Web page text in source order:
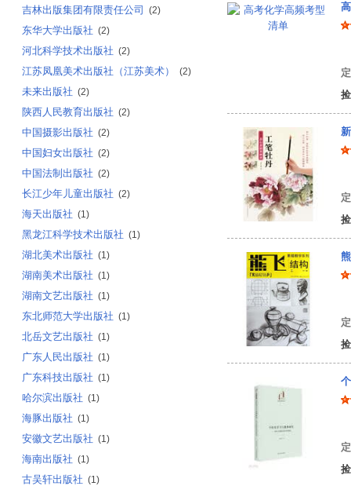
吉林出版集团有限责任公司 (2)
东华大学出版社 (2)
河北科学技术出版社 (2)
江苏凤凰美术出版社（江苏美术） (2)
未来出版社 (2)
陕西人民教育出版社 (2)
中国摄影出版社 (2)
中国妇女出版社 (2)
中国法制出版社 (2)
长江少年儿童出版社 (2)
海天出版社 (1)
黑龙江科学技术出版社 (1)
湖北美术出版社 (1)
湖南美术出版社 (1)
湖南文艺出版社 (1)
东北师范大学出版社 (1)
北岳文艺出版社 (1)
广东人民出版社 (1)
广东科技出版社 (1)
哈尔滨出版社 (1)
海豚出版社 (1)
安徽文艺出版社 (1)
海南出版社 (1)
古吴轩出版社 (1)